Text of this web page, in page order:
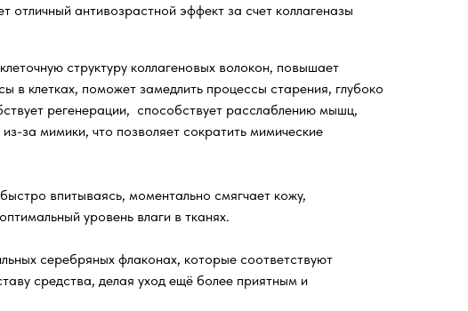
отличный антивозрастной эффект за счет коллагеназы
структуру коллагеновых волокон, повышает
в клетках, поможет замедлить процессы старения, глубоко
регенерации, способствует расслаблению мышц,
за мимики, что позволяет сократить мимические
впитываясь, моментально смягчает кожу,
уровень влаги в тканях.
серебряных флаконах, которые соответствуют
средства, делая уход ещё более приятным и